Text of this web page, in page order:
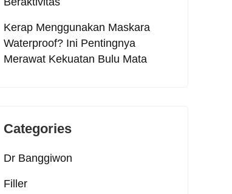
Kerap Menggunakan Maskara
Waterproof? Ini Pentingnya
Merawat Kekuatan Bulu Mata
Categories
Dr Banggiwon
Filler